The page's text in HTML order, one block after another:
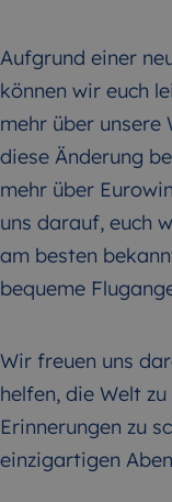
Aufgrund einer
können wir euch
mehr über unsere
diese Änderung
mehr über
uns darauf, euch
am besten
bequeme
Wir freuen uns
helfen, die Welt
Erinnerungen zu
einzigartigen